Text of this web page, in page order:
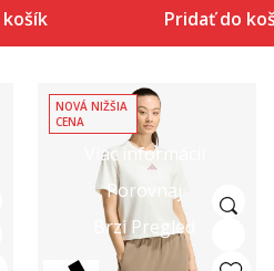
Pridať do
Viac informácií
Porovnaj
Brzi Pregled
NOVÁ NIŽŠIA
CENA